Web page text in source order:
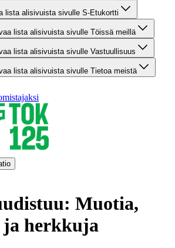
lista alisivuista sivulle S-Etukortti
lista alisivuista sivulle Töissä meillä
lista alisivuista sivulle Vastuullisuus
lista alisivuista sivulle Tietoa meistä
Muotia,
ja herkkuja